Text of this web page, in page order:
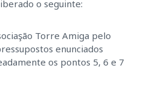
o seguinte:
Torre Amiga pelo
enunciados
os pontos 5, 6 e 7